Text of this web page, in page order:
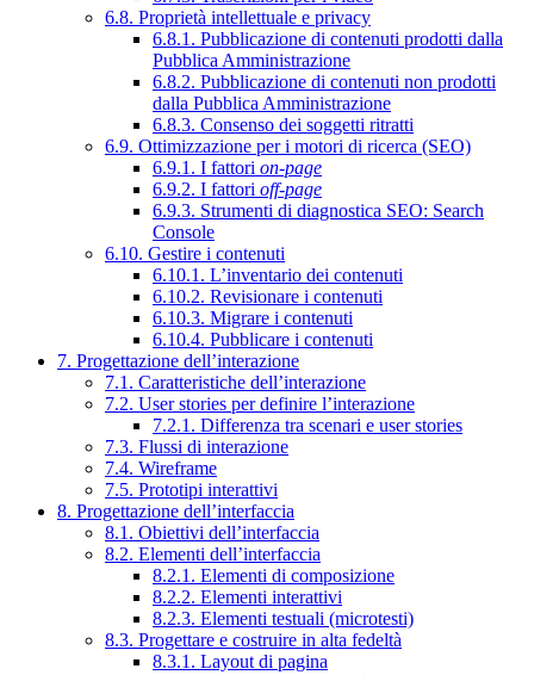
6.8. Proprietà intellettuale e privacy
6.8.1. Pubblicazione di contenuti prodotti dalla
Pubblica Amministrazione
6.8.2. Pubblicazione di contenuti non prodotti
dalla Pubblica Amministrazione
6.8.3. Consenso dei soggetti ritratti
6.9. Ottimizzazione per i motori di ricerca (SEO)
6.9.1. I fattori on-page
6.9.2. I fattori off-page
6.9.3. Strumenti di diagnostica SEO: Search
Console
6.10. Gestire i contenuti
6.10.1. L’inventario dei contenuti
6.10.2. Revisionare i contenuti
6.10.3. Migrare i contenuti
6.10.4. Pubblicare i contenuti
7. Progettazione dell’interazione
7.1. Caratteristiche dell’interazione
7.2. User stories per definire l’interazione
7.2.1. Differenza tra scenari e user stories
7.3. Flussi di interazione
7.4. Wireframe
7.5. Prototipi interattivi
8. Progettazione dell’interfaccia
8.1. Obiettivi dell’interfaccia
8.2. Elementi dell’interfaccia
8.2.1. Elementi di composizione
8.2.2. Elementi interattivi
8.2.3. Elementi testuali (microtesti)
8.3. Progettare e costruire in alta fedeltà
8.3.1. Layout di pagina